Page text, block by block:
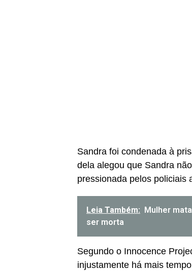
Sandra foi condenada à
dela alegou que Sandra
pressionada pelos policiais
Leia Também: Mulher
ser morta
Segundo o Innocence
injustamente há mais